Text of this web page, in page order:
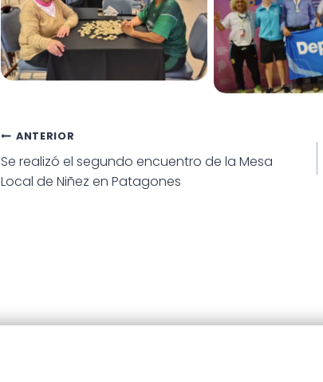
Patagones en los Juegos
Bonaerenses
Nuevos
Patagones
Navegación
de
ANTERIOR
Se realizó el segundo encuentro de la Mesa
Local de Niñez en Patagones